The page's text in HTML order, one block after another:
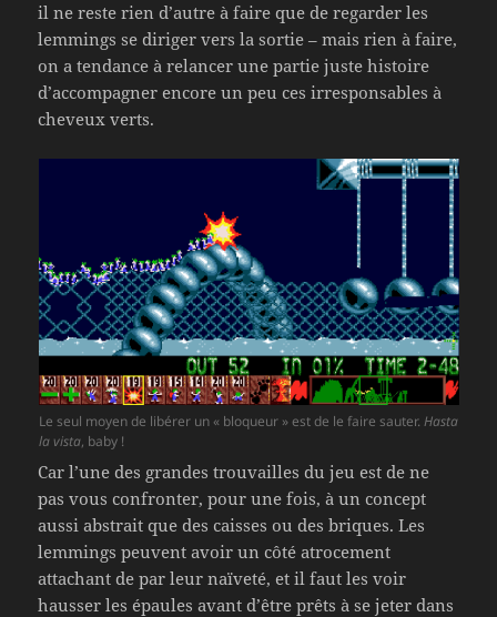
il ne reste rien d’autre à faire que de regarder les
lemmings se diriger vers la sortie – mais rien à faire,
on a tendance à relancer une partie juste histoire
d’accompagner encore un peu ces irresponsables à
cheveux verts.
Le seul moyen de libérer un « bloqueur » est de le faire sauter. Hasta
la vista, baby !
Car l’une des grandes trouvailles du jeu est de ne
pas vous confronter, pour une fois, à un concept
aussi abstrait que des caisses ou des briques. Les
lemmings peuvent avoir un côté atrocement
attachant de par leur naïveté, et il faut les voir
hausser les épaules avant d’être prêts à se jeter dans